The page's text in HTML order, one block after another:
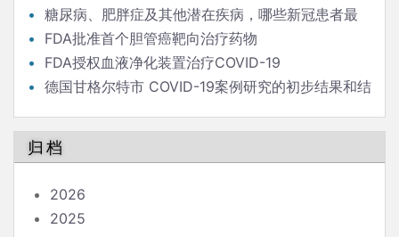
后的流行病学家
糖尿病、肥胖症及其他潜在疾病，哪些新冠患者最
危险？
FDA批准首个胆管癌靶向治疗药物
FDA授权血液净化装置治疗COVID-19
德国甘格尔特市 COVID-19案例研究的初步结果和结
归档
2026
2025